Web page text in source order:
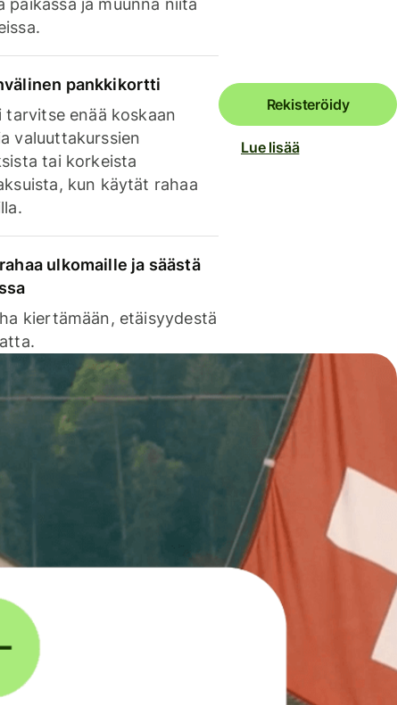
pankkikortti
tarvitse enää koskaan
valuuttakurssien
tai korkeista
kun käytät rahaa
ulkomaille ja säästä
kiertämään, etäisyydestä
Rekisteröidy
Lue lisää